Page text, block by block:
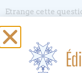
Etrange cette
Elle interroge
La maladie serait-
grand mal-être ?